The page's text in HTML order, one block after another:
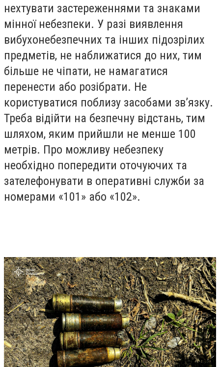
нехтувати застереженнями та знаками
мінної небезпеки. У разі виявлення
вибухонебезпечних та інших підозрілих
предметів, не наближатися до них, тим
більше не чіпати, не намагатися
перенести або розібрати. Не
користуватися поблизу засобами зв’язку.
Треба відійти на безпечну відстань, тим
шляхом, яким прийшли не менше 100
метрів. Про можливу небезпеку
необхідно попередити оточуючих та
зателефонувати в оперативні служби за
номерами «101» або «102».